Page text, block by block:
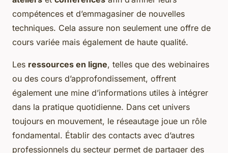
compétences et d’emmagasiner de nouvelles
techniques. Cela assure non seulement une offre de
cours variée mais également de haute qualité.
Les ressources en ligne, telles que des webinaires
ou des cours d’approfondissement, offrent
également une mine d’informations utiles à intégrer
dans la pratique quotidienne. Dans cet univers
toujours en mouvement, le réseautage joue un rôle
fondamental. Établir des contacts avec d’autres
professionnels du secteur permet de partager des